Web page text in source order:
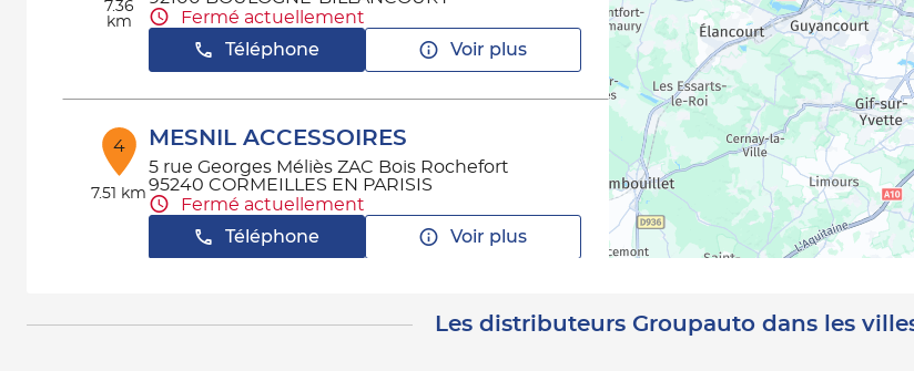
7.36
km
Fermé actuellement
Téléphone
Voir plus
4
7.51 km
MESNIL ACCESSOIRES
5 rue Georges Méliès ZAC Bois Rochefort
95240 CORMEILLES EN PARISIS
Fermé actuellement
Téléphone
Voir plus
PARIS PONTOISE POIDS LOURDSLes distributeurs Groupauto dans les